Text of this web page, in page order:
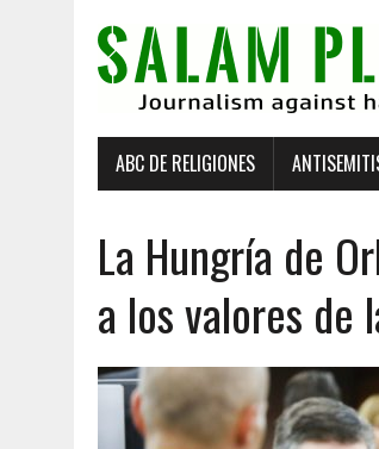
ABC DE RELIGIONES
La Hungría de
a los valores de